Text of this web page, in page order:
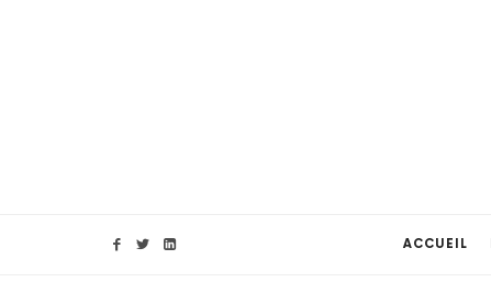
ACCUEIL